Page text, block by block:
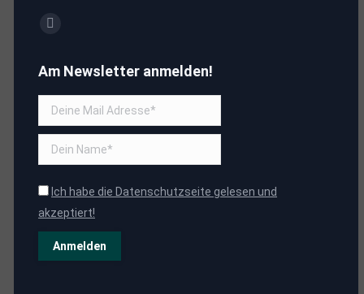
Finden Sie uns auf:
opens
in
new
window
Am Newsletter anmelden!
Ich habe die Datenschutzseite gelesen und
akzeptiert!